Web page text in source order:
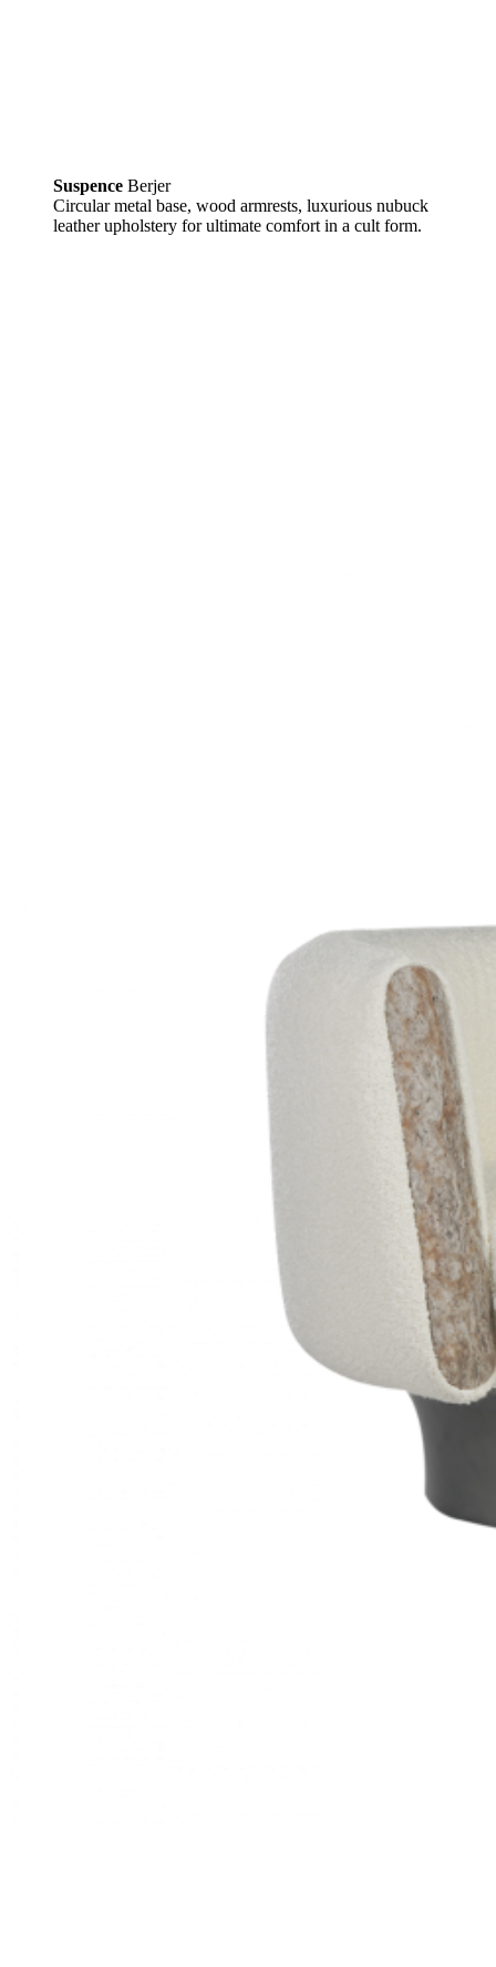
Suspence Berjer
Circular metal base, wood armrests, luxurious nubuck
leather upholstery for ultimate comfort in a cult form.